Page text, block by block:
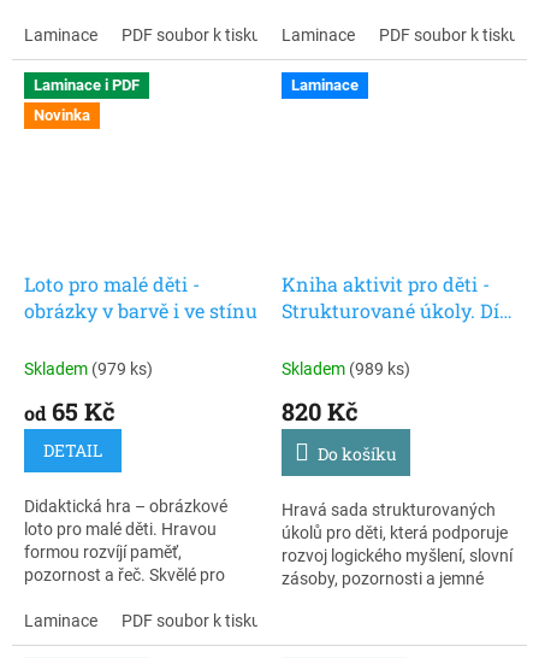
učí se napodobovat zvuky a
rozšiřují si slovní zásobu.
Laminace PDF soubor k tisku
Laminace
PDF soubor k tisku
Laminace i PDF
Novinka
Loto pro malé děti -
obrázky v barvě i ve stínu
Skladem (979 ks)
od 65 Kč
DETAIL
Didaktická hra – obrázkové
loto pro malé děti. Hravou
formou rozvíjí paměť,
pozornost a řeč. Skvělé pro
Laminace
PDF soubor k tisku
Laminace
Kniha aktivit pro děti -
Strukturované úkoly. Díl
Skladem (989 ks)
820 Kč
Do košíku
Hravá sada strukturovaných
úkolů pro děti, která podporuje
rozvoj logického myšlení, slovní
zásoby, pozornosti a jemné
přizpůsobený potřebám